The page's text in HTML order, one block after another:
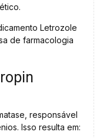
Letrozole
de farmacologia
responsável
Isso resulta em: